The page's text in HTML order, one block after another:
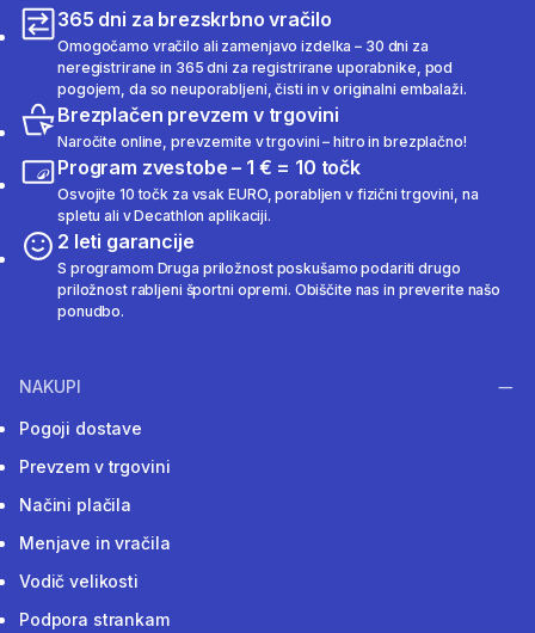
365 dni za brezskrbno vračilo
Omogočamo vračilo ali zamenjavo izdelka – 30 dni za
neregistrirane in 365 dni za registrirane uporabnike, pod
pogojem, da so neuporabljeni, čisti in v originalni embalaži.
Brezplačen prevzem v trgovini
Naročite online, prevzemite v trgovini – hitro in brezplačno!
Program zvestobe – 1 € = 10 točk
Osvojite 10 točk za vsak EURO, porabljen v fizični trgovini, na
spletu ali v Decathlon aplikaciji.
2 leti garancije
S programom Druga priložnost poskušamo podariti drugo
priložnost rabljeni športni opremi. Obiščite nas in preverite našo
ponudbo.
NAKUPI
Pogoji dostave
Prevzem v trgovini
Načini plačila
Menjave in vračila
Vodič velikosti
Podpora strankam